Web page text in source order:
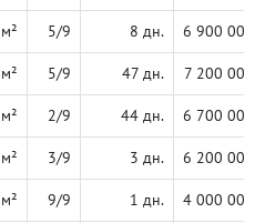
5/9 8 дн. 6 900 000
5/9 47 дн. 7 200 000
2/9 44 дн. 6 700 000
3/9 3 дн. 6 200 000
9/9 1 дн. 4 000 000